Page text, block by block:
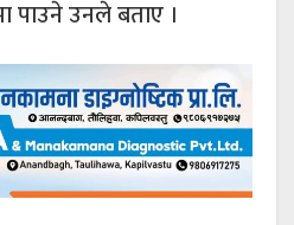
पाउने उनले बताए ।